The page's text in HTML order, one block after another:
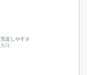
完走しやすさ
N/A